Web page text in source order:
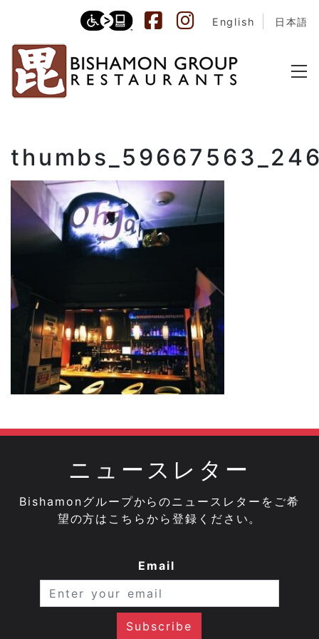
English 日本語
ニュースレター
Bishamonグループからのニュースレターをご希
望の方はこちらから登録ください。
Email